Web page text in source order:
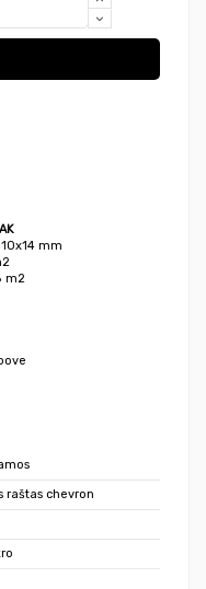
mm
m2
raštas chevron